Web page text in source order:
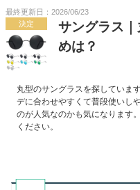
最終更新日：2026/06/23
決定
サングラス
めは？
丸型のサングラスを探していま
デに合わせやすくて普段使いし
のが人気なのかも気になります
ください。